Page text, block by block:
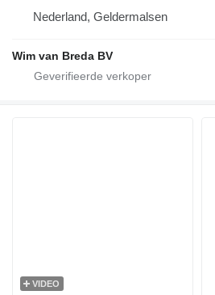
Nederland, Geldermalsen
Wim van Breda BV
VIDEO